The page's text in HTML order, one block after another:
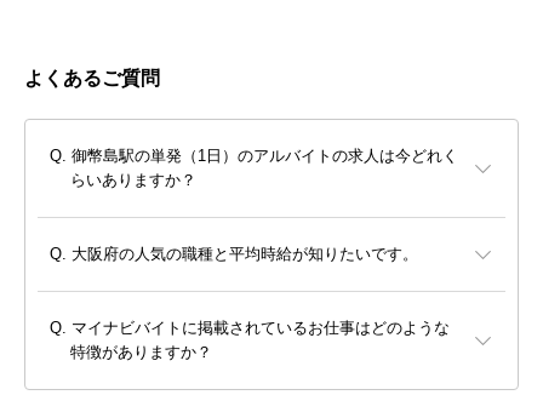
よくあるご質問
御幣島駅の単発（1日）のアルバイトの求人は今どれく
らいありますか？
大阪府の人気の職種と平均時給が知りたいです。
マイナビバイトに掲載されているお仕事はどのような
特徴がありますか？